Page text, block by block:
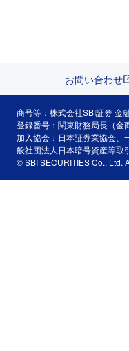
お問い合わせ
商号等：株式会社SBI証券 金
登録番号：関東財務局長（金
加入協会：日本証券業協会、
般社団法人日本暗号資産等取
© SBI SECURITIES Co., Ltd.